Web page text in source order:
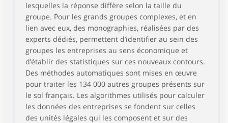
lesquelles la réponse diffère selon la taille du
groupe. Pour les grands groupes complexes, et en
lien avec eux, des monographies, réalisées par des
experts dédiés, permettent d’identifier au sein des
groupes les entreprises au sens économique et
d’établir des statistiques sur ces nouveaux contours.
Des méthodes automatiques sont mises en œuvre
pour traiter les 134 000 autres groupes présents sur
le sol français. Les algorithmes utilisés pour calculer
les données des entreprises se fondent sur celles
des unités légales qui les composent et sur des